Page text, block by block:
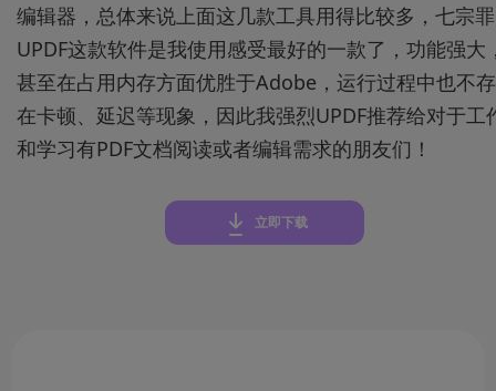
编辑器，总体来说上面这几款工具用得比较多，七宗罪
UPDF这款软件是我使用感受最好的一款了，功能强大
甚至在占用内存方面优胜于Adobe，运行过程中也不存
在卡顿、延迟等现象，因此我强烈UPDF推荐给对于工
和学习有PDF文档阅读或者编辑需求的朋友们！
立即下载